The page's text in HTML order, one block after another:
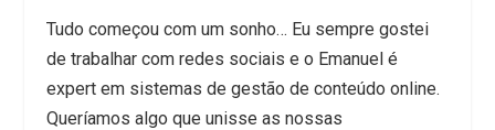
Tudo começou com um sonho… Eu sempre gostei
de trabalhar com redes sociais e o Emanuel é
expert em sistemas de gestão de conteúdo online.
Queríamos algo que unisse as nossas